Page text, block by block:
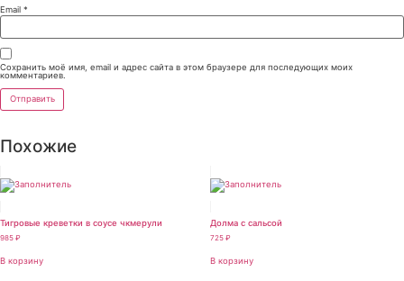
Email *
Сохранить моё имя, email и адрес сайта в этом браузере для последующих моих
комментариев.
Похожие
Тигровые креветки в соусе чкмерули
985 ₽
В корзину
Долма с сальсой
725 ₽
В корзину